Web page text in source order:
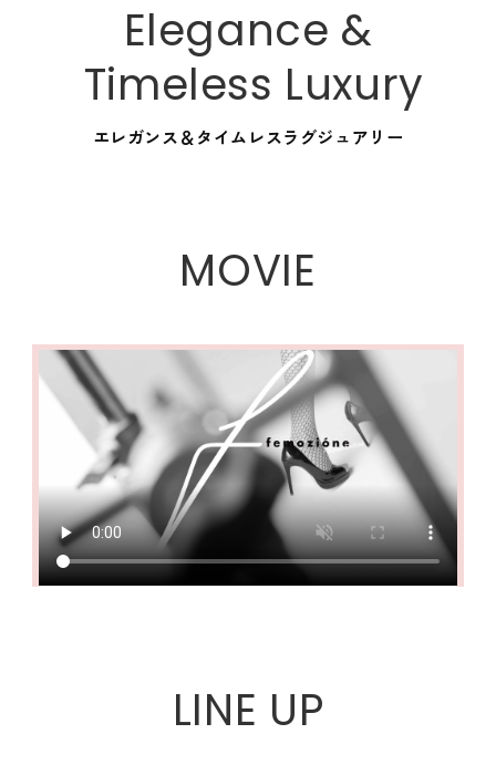
Elegance &
Timeless Luxury
エレガンス＆タイムレスラグジュアリー
MOVIE
LINE UP